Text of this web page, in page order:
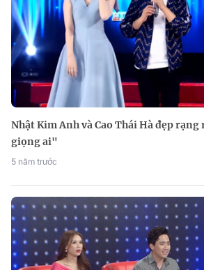
Nhật Kim Anh và Cao Thái Hà đẹp
giọng ai"
5 năm trước